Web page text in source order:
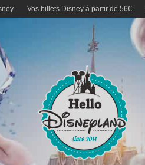
Vos billets Disney à partir de 56€